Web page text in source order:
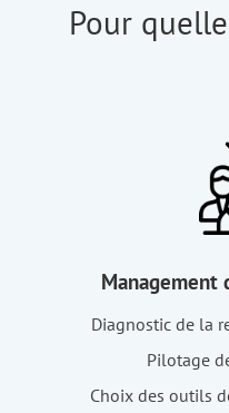
Pour
Management
Diagnostic de la
Pilotage
Choix des outils